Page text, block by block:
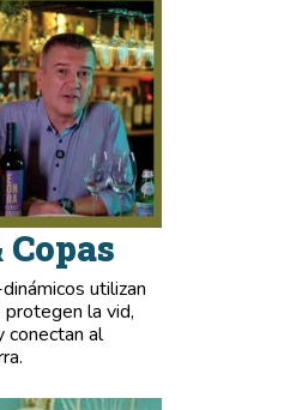
utilizan
la vid,
conectan al